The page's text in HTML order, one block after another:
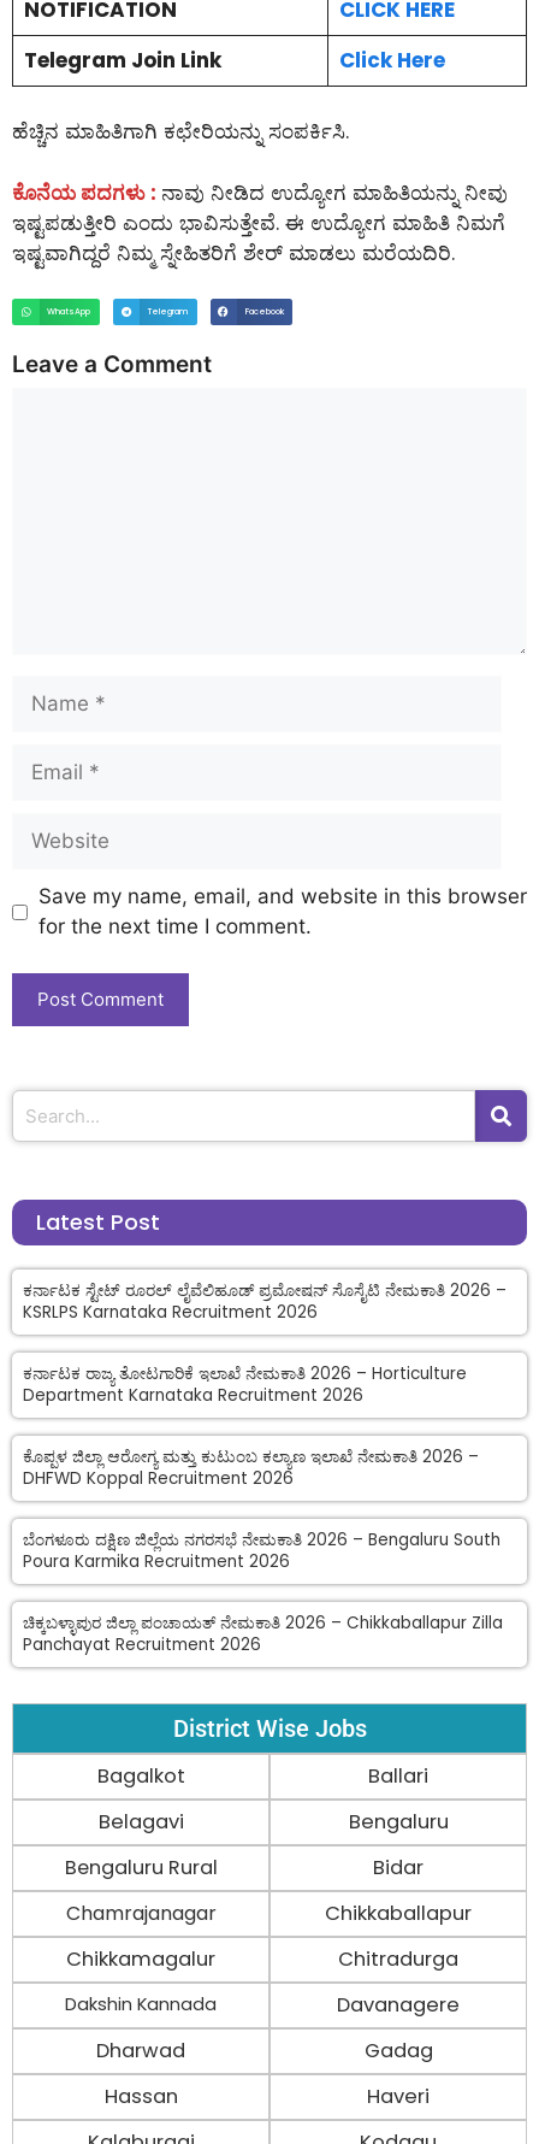
NOTIFICATION
CLICK HERE
Telegram Join Link
Click Here
ಹೆಚ್ಚಿನ ಮಾಹಿತಿಗಾಗಿ ಕಛೇರಿಯನ್ನು ಸಂಪರ್ಕಿಸಿ.
ಕೊನೆಯ ಪದಗಳು : ನಾವು ನೀಡಿದ ಉದ್ಯೋಗ ಮಾಹಿತಿಯನ್ನು ನೀವು
ಇಷ್ಟಪಡುತ್ತೀರಿ ಎಂದು ಭಾವಿಸುತ್ತೇವೆ. ಈ ಉದ್ಯೋಗ ಮಾಹಿತಿ ನಿಮಗೆ
ಇಷ್ಟವಾಗಿದ್ದರೆ ನಿಮ್ಮ ಸ್ನೇಹಿತರಿಗೆ ಶೇರ್ ಮಾಡಲು ಮರೆಯದಿರಿ.
WhatsApp Telegram Facebook
Leave a Comment
Save my name, email, and website in this browser
for the next time I comment.
Latest Post
ಕರ್ನಾಟಕ ಸ್ಟೇಟ್ ರೂರಲ್ ಲೈವೆಲಿಹೂಡ್ ಪ್ರಮೋಷನ್ ಸೊಸೈಟಿ ನೇಮಕಾತಿ 2026 –
KSRLPS Karnataka Recruitment 2026
ಕರ್ನಾಟಕ ರಾಜ್ಯ ತೋಟಗಾರಿಕೆ ಇಲಾಖೆ ನೇಮಕಾತಿ 2026 – Horticulture
Department Karnataka Recruitment 2026
ಕೊಪ್ಪಳ ಜಿಲ್ಲಾ ಆರೋಗ್ಯ ಮತ್ತು ಕುಟುಂಬ ಕಲ್ಯಾಣ ಇಲಾಖೆ ನೇಮಕಾತಿ 2026 –
DHFWD Koppal Recruitment 2026
ಬೆಂಗಳೂರು ದಕ್ಷಿಣ ಜಿಲ್ಲೆಯ ನಗರಸಭೆ ನೇಮಕಾತಿ 2026 – Bengaluru South
Poura Karmika Recruitment 2026
ಚಿಕ್ಕಬಳ್ಳಾಪುರ ಜಿಲ್ಲಾ ಪಂಚಾಯತ್ ನೇಮಕಾತಿ 2026 – Chikkaballapur Zilla
Panchayat Recruitment 2026
District Wise Jobs
Bagalkot
Ballari
Belagavi
Bengaluru
Bengaluru Rural
Bidar
Chamrajanagar
Chikkaballapur
Chikkamagalur
Chitradurga
Dakshin Kannada
Davanagere
Dharwad
Gadag
Hassan
Haveri